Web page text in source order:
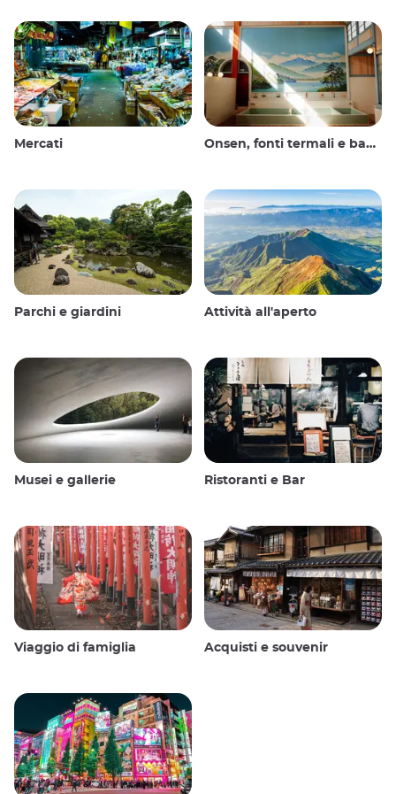
Mercati Onsen, fonti termali e bagni pubblici
Parchi e giardini Attività all'aperto
Musei e gallerie Ristoranti e Bar
Viaggio di famiglia Acquisti e souvenir